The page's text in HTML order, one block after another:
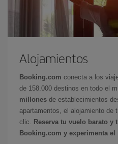
Alojamientos
Booking.com conecta a los
de 158.000 destinos en todo el
millones de establecimientos
apartamentos, el alojamiento de
clic.
Reserva tu vuelo barato
Booking.com y experimenta el